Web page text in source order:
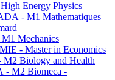
Energy Physics
- M1 Mathematiques
Mechanics
- Master in Economics
Biology and Health
- M2 Biomeca -